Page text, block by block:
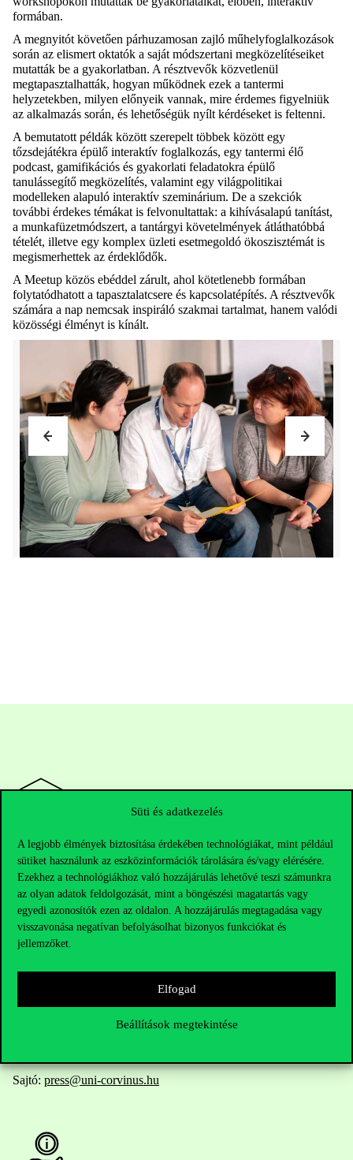
Süti és adatkezelés
A legjobb élmények biztosítása érdekében technológiákat, mint például
sütiket használunk az eszközinformációk tárolására és/vagy elérésére.
Ezekhez a technológiákhoz való hozzájárulás lehetővé teszi számunkra
az olyan adatok feldolgozását, mint a böngészési magatartás vagy
egyedi azonosítók ezen az oldalon. A hozzájárulás megtagadása vagy
visszavonása negatívan befolyásolhat bizonyos funkciókat és
jellemzőket.
Elfogad
Beállítások megtekintése
formában.
A megnyitót követően párhuzamosan zajló műhelyfoglalkozások
során az elismert oktatók a saját módszertani megközelítéseiket
mutatták be a gyakorlatban. A résztvevők közvetlenül
megtapasztalhatták, hogyan működnek ezek a tantermi
helyzetekben, milyen előnyeik vannak, mire érdemes figyelniük
az alkalmazás során, és lehetőségük nyílt kérdéseket is feltenni.
A bemutatott példák között szerepelt többek között egy
tőzsdejátékra épülő interaktív foglalkozás, egy tantermi élő
podcast, gamifikációs és gyakorlati feladatokra épülő
tanulássegítő megközelítés, valamint egy világpolitikai
modelleken alapuló interaktív szeminárium. De a szekciók
további érdekes témákat is felvonultattak: a kihívásalapú tanítást,
a munkafüzetmódszert, a tantárgyi követelmények átláthatóbbá
tételét, illetve egy komplex üzleti esetmegoldó ökoszisztémát is
megismerhettek az érdeklődők.
A Meetup közös ebéddel zárult, ahol kötetlenebb formában
folytatódhatott a tapasztalatcsere és kapcsolatépítés. A résztvevők
számára a nap nemcsak inspiráló szakmai tartalmat, hanem valódi
közösségi élményt is kínált.
Elérhetőségek
Telefonszám:+36 1 482 5000
Sajtó: press@uni-corvinus.hu